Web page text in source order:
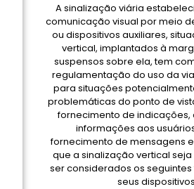
A sinalização viária
comunicação visual por meio
ou dispositivos auxiliares,
vertical, implantados à
suspensos sobre ela, tem
regulamentação do uso da
para situações
problemáticas do ponto de
fornecimento de indicações,
informações aos
fornecimento de mensagens
que a sinalização vertical
ser considerados os
seus